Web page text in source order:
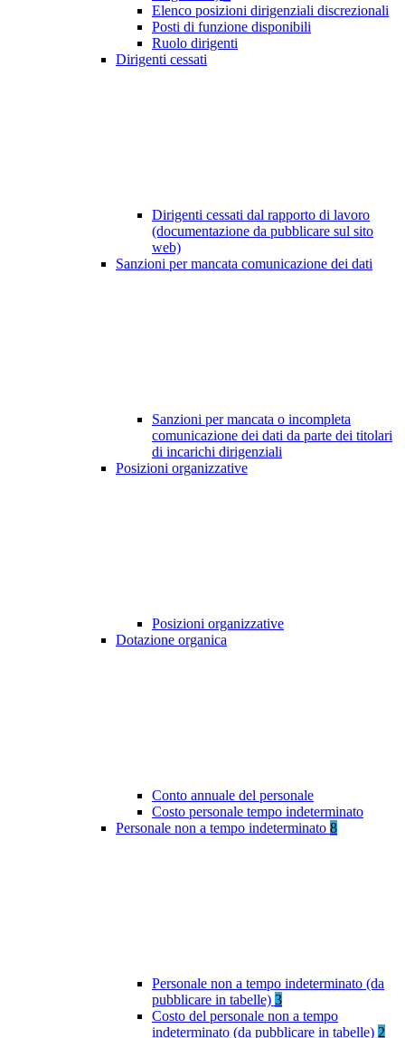
Elenco posizioni dirigenziali discrezionali
Posti di funzione disponibili
Ruolo dirigenti
Dirigenti cessati
Dirigenti cessati dal rapporto di lavoro
(documentazione da pubblicare sul sito
web)
Sanzioni per mancata comunicazione dei dati
Sanzioni per mancata o incompleta
comunicazione dei dati da parte dei titolari
di incarichi dirigenziali
Posizioni organizzative
Posizioni organizzative
Dotazione organica
Conto annuale del personale
Costo personale tempo indeterminato
Personale non a tempo indeterminato 8
Personale non a tempo indeterminato (da
pubblicare in tabelle) 3
Costo del personale non a tempo
indeterminato (da pubblicare in tabelle) 2